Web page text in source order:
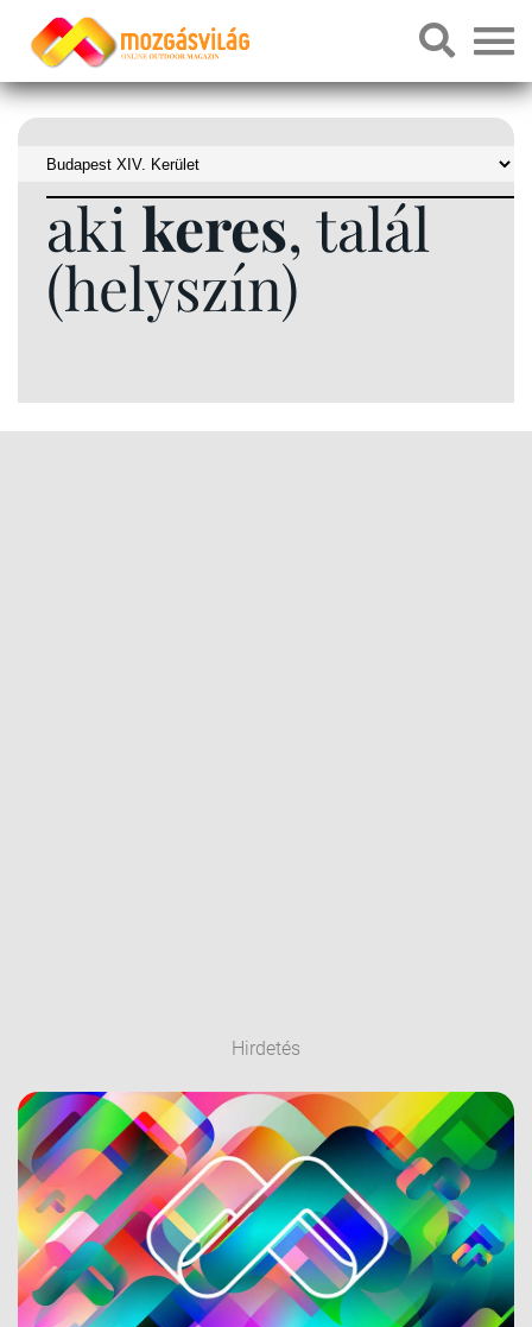
aki keres, talál
(helyszín)
Hirdetés